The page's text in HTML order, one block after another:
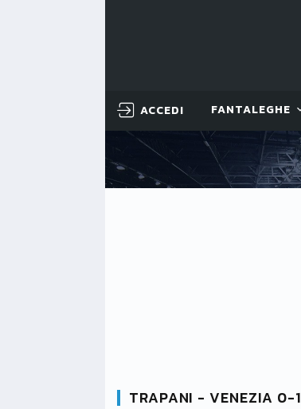
ACCEDI FANTALEGHE
TRAPANI - VENEZIA 0-1